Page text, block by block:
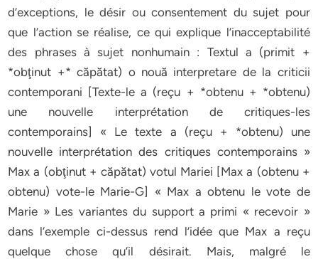
d’exceptions, le désir ou consentement du sujet pour
que l’action se réalise, ce qui explique l’inacceptabilité
des phrases à sujet nonhumain : Textul a (primit +
*obţinut +* căpătat) o nouă interpretare de la criticii
contemporani [Texte-le a (reçu + *obtenu + *obtenu)
une nouvelle interprétation de critiques-les
contemporains] « Le texte a (reçu + *obtenu) une
nouvelle interprétation des critiques contemporains »
Max a (obţinut + căpătat) votul Mariei [Max a (obtenu +
obtenu) vote-le Marie-G] « Max a obtenu le vote de
Marie » Les variantes du support a primi « recevoir »
dans l’exemple ci-dessus rend l’idée que Max a reçu
quelque chose qu’il désirait. Mais, malgré le